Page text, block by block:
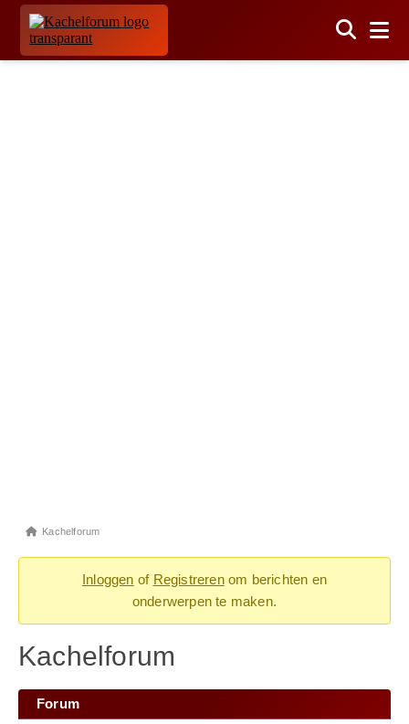
Kachelforum
Inloggen of Registrerenom berichten en
onderwerpen te maken.
Kachelforum
Forum